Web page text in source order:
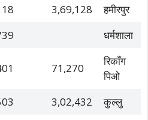
3,69,128
हमीरपुर
धर्मशाला
71,270
रिकाँग
पिओ
3,02,432 कुल्लु